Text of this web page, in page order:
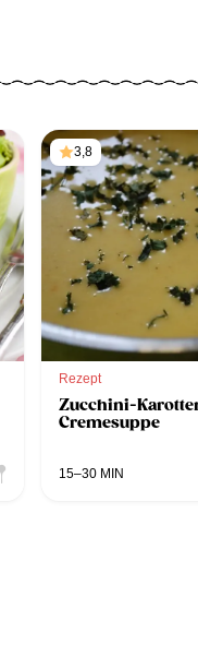
3,8
Rezept
Zucchini-
Cremesuppe
15–30 MIN